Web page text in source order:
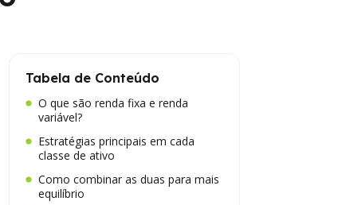
Tabela de Conteúdo
O que são renda fixa e renda
variável?
Estratégias principais em cada
classe de ativo
Como combinar as duas para mais
equilíbrio